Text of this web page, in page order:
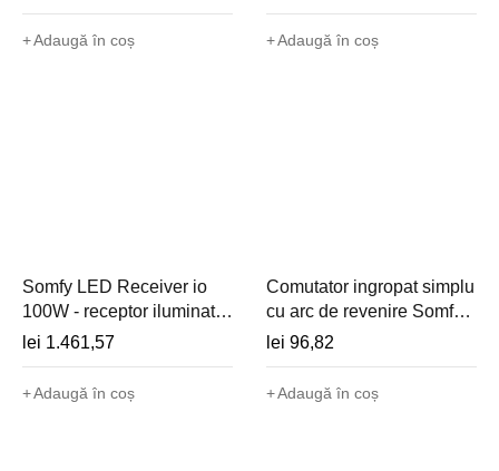
Adaugă în coș Adaugă în coș
Somfy LED Receiver io
100W - receptor iluminat
LED alb variabil cu
1871332
lei 1.461,57
Adaugă în coș
Comutator ingropat simplu
cu arc de revenire Somfy
Inis 80x80 MP (cablat,
lei 96,82
Adaugă în coș